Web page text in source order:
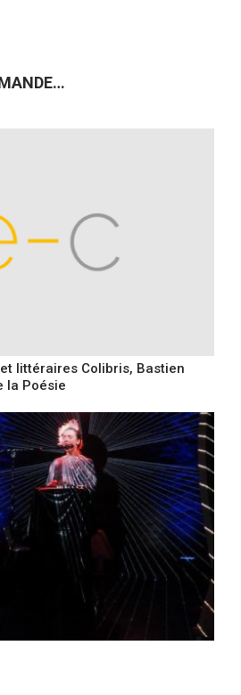
littéraires Colibris, Bastien
la Poésie